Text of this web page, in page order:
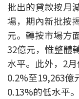
本網頁所提供資料僅作參
若因錯漏而引致任何不便
本網站採用無障礙網頁設
2889 2886 /
中原地產 | 網上搵樓 |
© 2026 中原按揭經紀有
條款及細則
| 私隱政策聲明
批出的貸款按月
場，期內新批按
元。轉按市場方
32億元，惟整體
水平。此外，2
0.2%至19,263億
0.13%的低水平。